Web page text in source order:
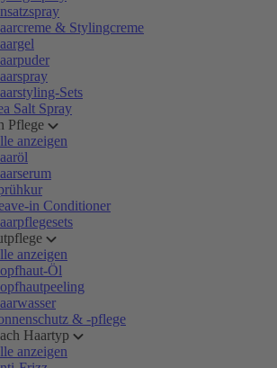
& Stylingcreme
Sets
Salt Spray
Pflege
anzeigen
in Conditioner
anzeigen
Öl
& -pflege
Haartyp
anzeigen